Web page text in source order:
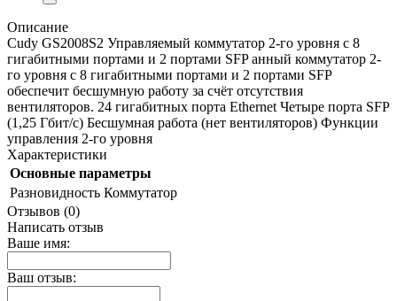
Описание
Cudy GS2008S2 Управляемый коммутатор 2-го уровня с 8
гигабитными портами и 2 портами SFP анный коммутатор 2-
го уровня с 8 гигабитными портами и 2 портами SFP
обеспечит бесшумную работу за счёт отсутствия
вентиляторов. 24 гигабитных порта Ethernet Четыре порта SFP
(1,25 Гбит/с) Бесшумная работа (нет вентиляторов) Функции
управления 2-го уровня
Характеристики
Основные параметры
Разновидность Коммутатор
Отзывов (0)
Написать отзыв
Ваше имя:
Ваш отзыв: